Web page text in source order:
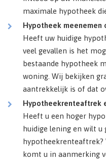
maximale hypotheek
Hypotheek meenemen
Heeft uw huidige
veel gevallen is het
bestaande hypotheek
woning. Wij bekijken
aantrekkelijk is of dat
Hypotheekrenteaftrek
Heeft u een hoger
huidige lening en wilt u
hypotheekrenteaftrek?
komt u in aanmerking